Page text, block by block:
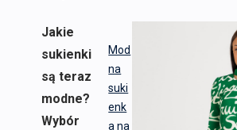
Mod
na
suki
enk
a na
Jakie
sukienki
są teraz
modne?
Wybór